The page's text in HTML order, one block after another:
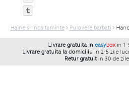
Haine si Incaltaminte Pulovere barbati
Livrare gratuita in easybox in
Livrare gratuita la domiciliu in 2-5 zile
Retur gratuit in 30 de zile